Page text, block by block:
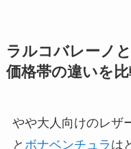
ラルコバレーノ
価格帯の違いを
やや大人向けのレザ
と ボナベンチュラ は